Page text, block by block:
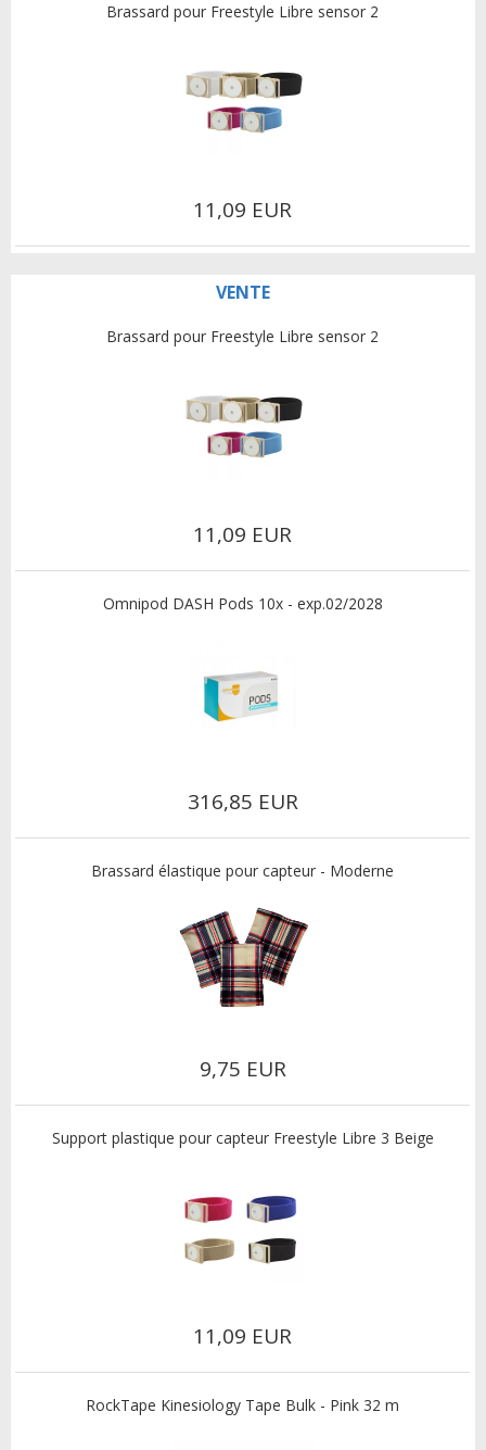
Brassard pour Freestyle Libre sensor 2
11,09 EUR
VENTE
Brassard pour Freestyle Libre sensor 2
11,09 EUR
Omnipod DASH Pods 10x - exp.02/2028
316,85 EUR
Brassard élastique pour capteur - Moderne
9,75 EUR
Support plastique pour capteur Freestyle Libre 3 Beige
11,09 EUR
RockTape Kinesiology Tape Bulk - Pink 32 m